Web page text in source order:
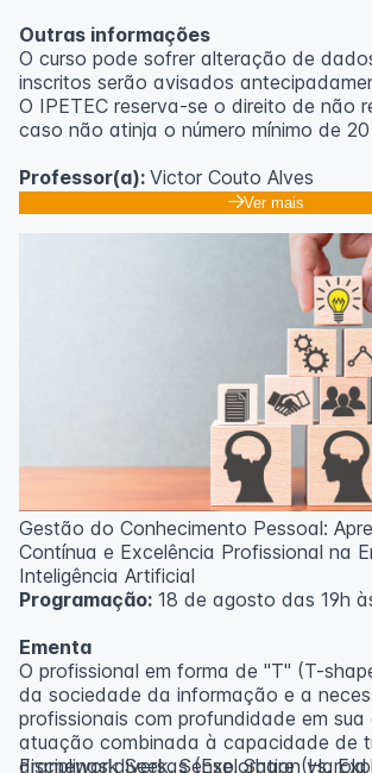
Outras informações
O curso pode sofrer alteração de
inscritos serão avisados
O IPETEC reserva-se o direito de não
caso não atinja o número mínimo de
Professor(a): Victor Couto Alves
Ver mais
Gestão do Conhecimento Pessoal:
Contínua e Excelência Profissional na
Inteligência Artificial
Programação: 18 de agosto das 19h
Ementa
O profissional em forma de "T" (T-
da sociedade da informação e a
profissionais com profundidade em sua
atuação combinada à capacidade de
disciplinas diversas (Exploration vs.
Framework Seek, Sense, Share